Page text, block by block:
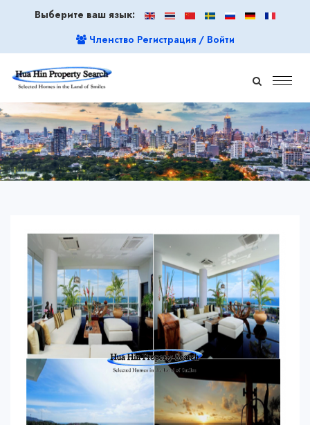
Выберите ваш язык:
Членство Регистрация / Войти